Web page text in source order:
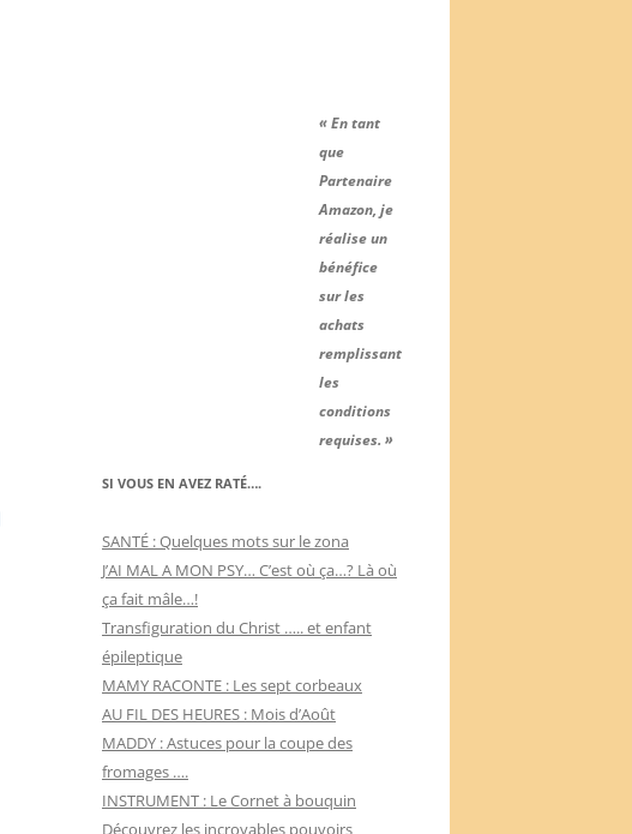
« En tant
que
Partenaire
Amazon, je
réalise un
bénéfice
sur les
achats
remplissant
les
conditions
requises. »
SI VOUS EN AVEZ RATÉ….
SANTÉ : Quelques mots sur le zona
J’AI MAL A MON PSY… C’est où ça…? Là où
ça fait mâle…!
Transfiguration du Christ ….. et enfant
épileptique
MAMY RACONTE : Les sept corbeaux
AU FIL DES HEURES : Mois d’Août
MADDY : Astuces pour la coupe des
fromages ….
INSTRUMENT : Le Cornet à bouquin
Découvrez les incroyables pouvoirs